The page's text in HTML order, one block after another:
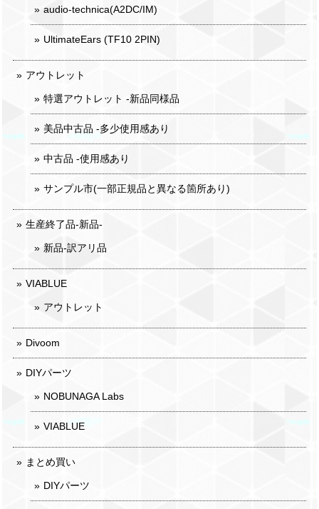
audio-technica(A2DC/IM)
UltimateEars (TF10 2PIN)
アウトレット
特選アウトレット -新品同様品
美品中古品 -多少使用感あり
中古品 -使用感あり
サンプル市(一部正規品と異なる箇所あり)
生産終了品-新品-
新品-訳アリ品
VIABLUE
アウトレット
Divoom
DIYパーツ
NOBUNAGA Labs
VIABLUE
まとめ買い
DIYパーツ